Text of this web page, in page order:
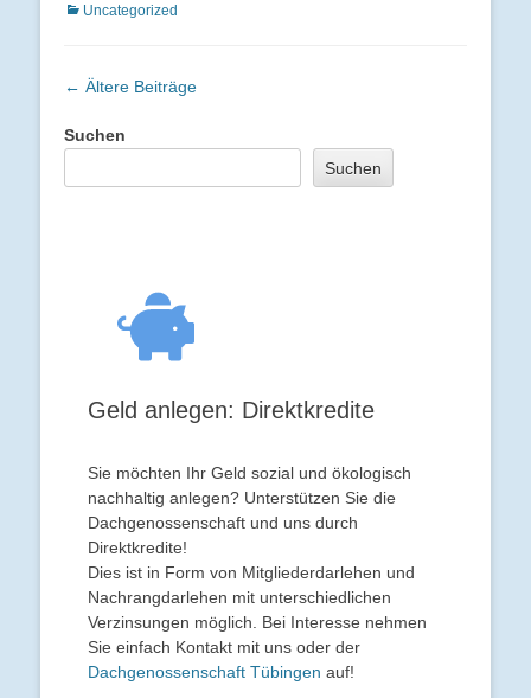
Kategorien
Uncategorized
Beitrags-
← Ältere Beiträge
Suchen
Suchen
Geld anlegen: Direktkredite
Sie möchten Ihr Geld sozial und ökologisch
nachhaltig anlegen? Unterstützen Sie die
Dachgenossenschaft und uns durch
Direktkredite!
Dies ist in Form von Mitgliederdarlehen und
Nachrangdarlehen mit unterschiedlichen
Verzinsungen möglich. Bei Interesse nehmen
Sie einfach Kontakt mit uns oder der
Dachgenossenschaft Tübingen auf!